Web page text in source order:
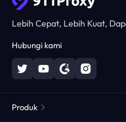
Lebih Cepat, Lebih Kuat,
Hubungi kami
Produk